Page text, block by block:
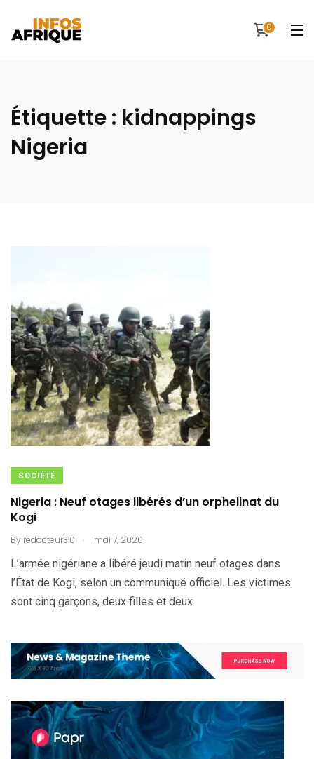
0
Étiquette : kidnappings
Nigeria
SOCIÉTÉ
Nigeria : Neuf otages libérés d’un orphelinat du
Kogi
By redacteur3.0 . mai 7, 2026
L’armée nigériane a libéré jeudi matin neuf otages dans
l’État de Kogi, selon un communiqué officiel. Les victimes
sont cinq garçons, deux filles et deux